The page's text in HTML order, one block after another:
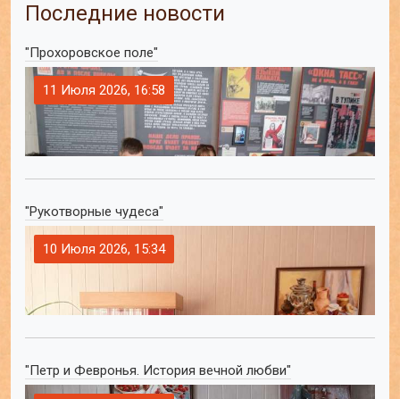
Последние новости
"Прохоровское поле"
11 Июля 2026, 16:58
"Рукотворные чудеса"
10 Июля 2026, 15:34
"Петр и Февронья. История вечной любви"